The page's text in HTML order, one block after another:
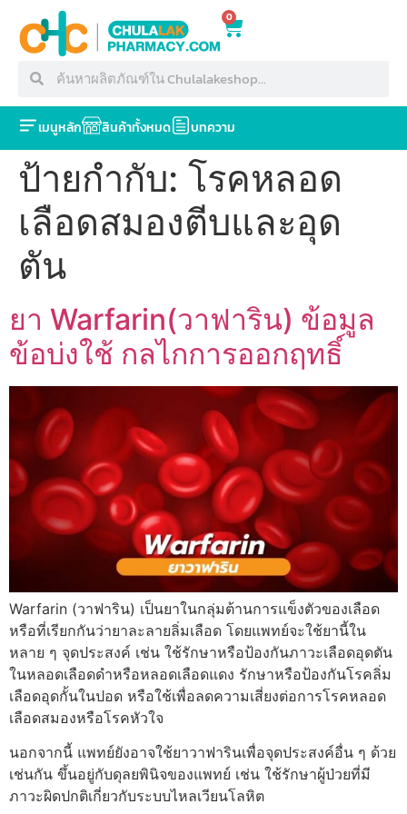
0
เมนูหลัก สินค้าทั้งหมด บทความ
ป้ายกำกับ: โรคหลอด
เลือดสมองตีบและอุด
ตัน
ยา Warfarin(วาฟาริน) ข้อมูล
ข้อบ่งใช้ กลไกการออกฤทธิ์
Warfarin (วาฟาริน) เป็นยาในกลุ่มต้านการแข็งตัวของเลือด
หรือที่เรียกกันว่ายาละลายลิ่มเลือด โดยแพทย์จะใช้ยานี้ใน
หลาย ๆ จุดประสงค์ เช่น ใช้รักษาหรือป้องกันภาวะเลือดอุดตัน
ในหลอดเลือดดำหรือหลอดเลือดแดง รักษาหรือป้องกันโรคลิ่ม
เลือดอุดกั้นในปอด หรือใช้เพื่อลดความเสี่ยงต่อการโรคหลอด
เลือดสมองหรือโรคหัวใจ
นอกจากนี้ แพทย์ยังอาจใช้ยาวาฟารินเพื่อจุดประสงค์อื่น ๆ ด้วย
เช่นกัน ขึ้นอยู่กับดุลยพินิจของแพทย์ เช่น ใช้รักษาผู้ป่วยที่มี
ภาวะผิดปกติเกี่ยวกับระบบไหลเวียนโลหิต